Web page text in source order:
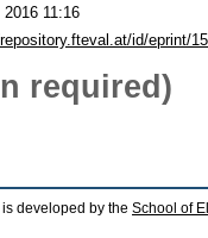
2016 11:16
id/eprint/
required)
developed by the School of